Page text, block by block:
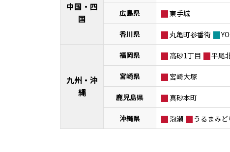
中国・四
国
広島県 東手城
香川県 丸亀町参番街
九州・沖
縄
福岡県 高砂1丁目 平尾
宮崎県 宮崎大塚
鹿児島県 真砂本町
沖縄県 泡瀬 うるまみど